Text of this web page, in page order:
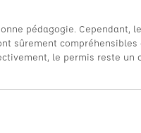
pédagogie. Cependant,
sûrement
le permis reste un